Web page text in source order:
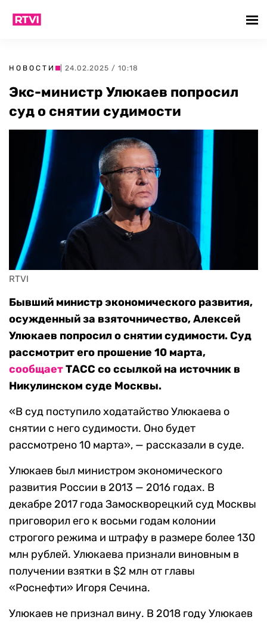
НОВОСТИ | 24.02.2025 / 10:18
Экс-министр Улюкаев попросил
суд о снятии судимости
RTVI
Бывший министр экономического развития,
осужденный за взяточничество, Алексей
Улюкаев попросил о снятии судимости. Суд
рассмотрит его прошение 10 марта,
сообщаетТАСС со ссылкой на источник в
Никулинском суде Москвы.
«В суд поступило ходатайство Улюкаева о
снятии с него судимости. Оно будет
рассмотрено 10 марта», — рассказали в суде.
Улюкаев был министром экономического
развития России в 2013 — 2016 годах. В
декабре 2017 года Замоскворецкий суд Москвы
приговорил его к восьми годам колонии
строгого режима и штрафу в размере более 130
млн рублей. Улюкаева признали виновным в
получении взятки в $2 млн от главы
«Роснефти» Игоря Сечина.
Улюкаев не признал вину. В 2018 году Улюкаев